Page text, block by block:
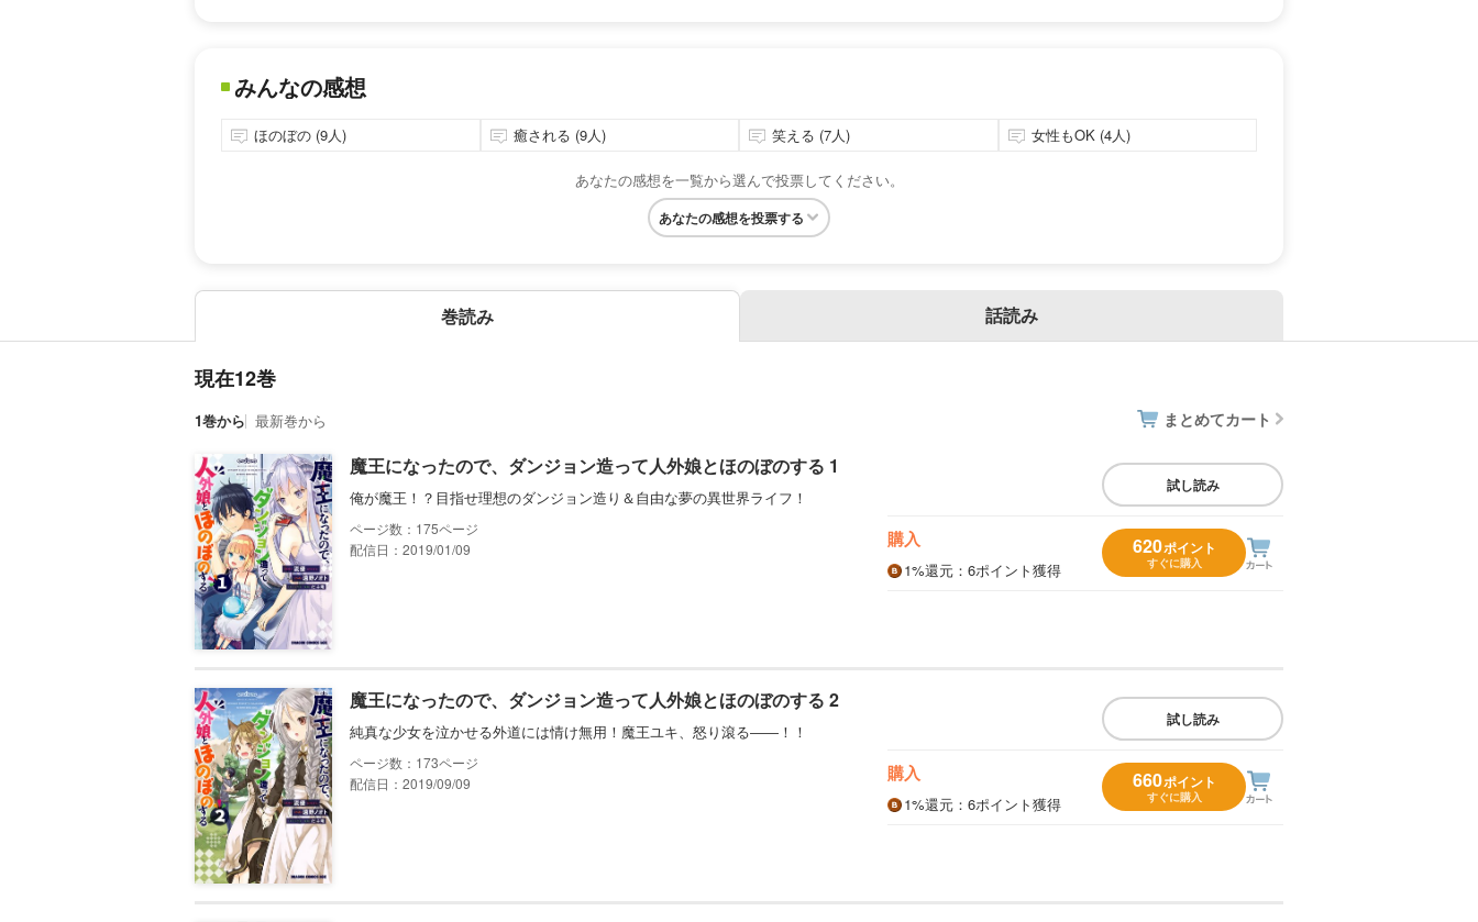
みんなの感想
ほのぼの (9人) 癒される (9人) 笑える (7人) 女性もOK (4人)
あなたの感想を一覧から選んで投票してください。
あなたの感想を投票する
巻読み 話読み
現在12巻
1巻から 最新巻から まとめてカート
魔王になったので、ダンジョン造って人外娘とほのぼのする 1
俺が魔王！？目指せ理想のダンジョン造り＆自由な夢の異世界ライフ！
175
配信日：2019/01/09
試し読み
購入
1%還元 ：6ポイント獲得
620ポイント
すぐに購入
魔王になったので、ダンジョン造って人外娘とほのぼのする 2
純真な少女を泣かせる外道には情け無用！魔王ユキ、怒り滾る――！！
173
配信日：2019/09/09
試し読み
購入
1%還元 ：6ポイント獲得
660ポイント
すぐに購入